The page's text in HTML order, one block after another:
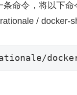
命令，将以下
/ docker-